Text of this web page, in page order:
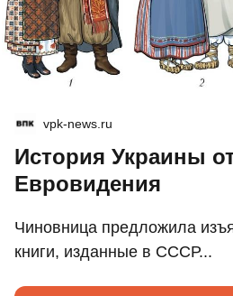
vpk-news.ru
История Украины
Евровидения
Чиновница предложила
книги, изданные в СССР...